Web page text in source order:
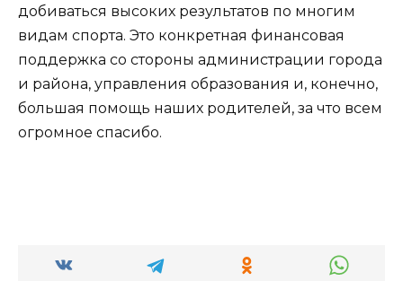
добиваться высоких результатов по многим
видам спорта. Это конкретная финансовая
поддержка со стороны администрации города
и района, управления образования и, конечно,
большая помощь наших родителей, за что всем
огромное спасибо.